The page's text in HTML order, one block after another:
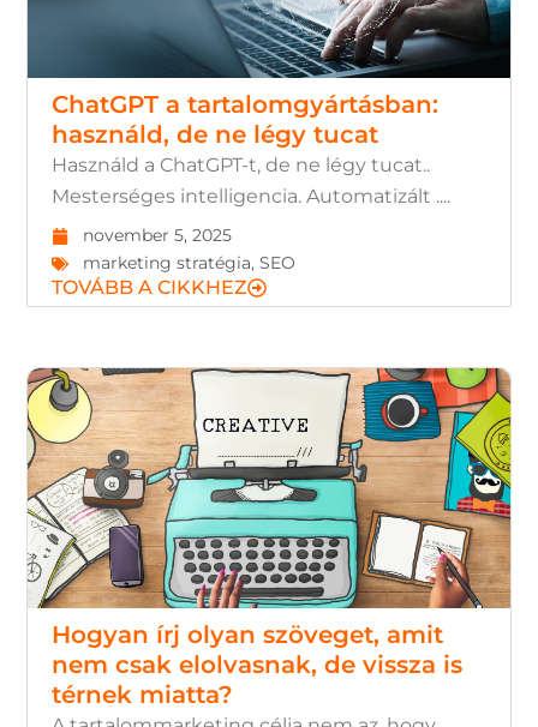
ChatGPT a tartalomgyártásban:
használd, de ne légy tucat
Használd a ChatGPT-t, de ne légy tucat..
Mesterséges intelligencia. Automatizált ....
november 5, 2025
marketing stratégia,SEO
TOVÁBB A CIKKHEZ
Hogyan írj olyan szöveget, amit
nem csak elolvasnak, de vissza is
térnek miatta?